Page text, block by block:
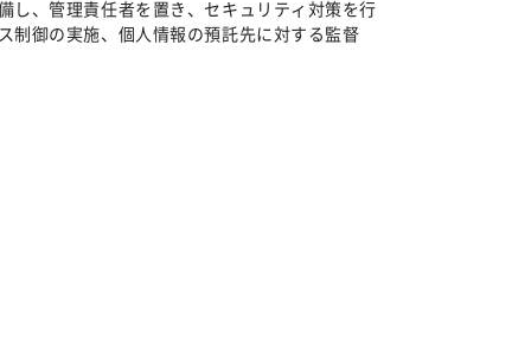
し、管理責任者を置き、セキュリティ対策を行
制御の実施、個人情報の預託先に対する監督